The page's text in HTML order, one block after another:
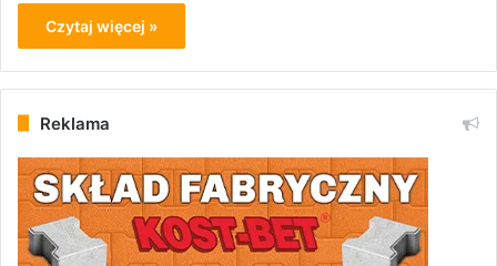
Czytaj więcej »
Reklama